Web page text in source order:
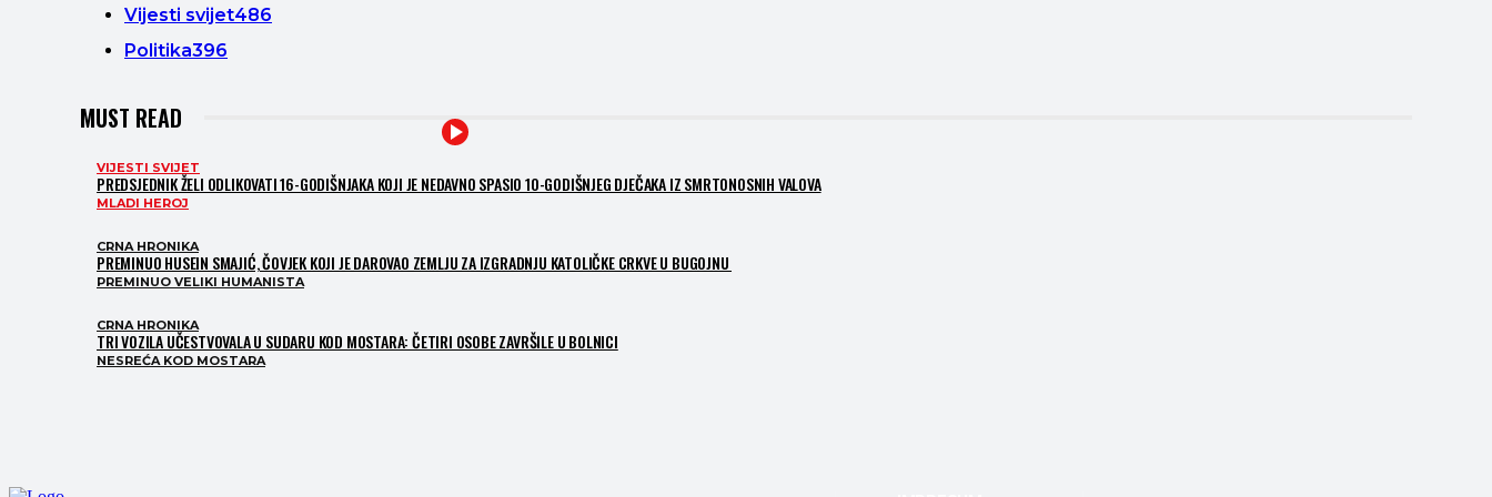
Vijesti svijet486
Politika396
MUST READ
VIJESTI SVIJET
PREDSJEDNIK ŽELI ODLIKOVATI 16-GODIŠNJAKA KOJI JE NEDAVNO SPASIO 10-GODIŠNJEG DJEČAKA IZ SMRTONOSNIH VALOVA
MLADI HEROJ
CRNA HRONIKA
PREMINUO HUSEIN SMAJIĆ, ČOVJEK KOJI JE DAROVAO ZEMLJU ZA IZGRADNJU KATOLIČKE CRKVE U BUGOJNU
PREMINUO VELIKI HUMANISTA
CRNA HRONIKA
TRI VOZILA UČESTVOVALA U SUDARU KOD MOSTARA: ČETIRI OSOBE ZAVRŠILE U BOLNICI
NESREĆA KOD MOSTARA